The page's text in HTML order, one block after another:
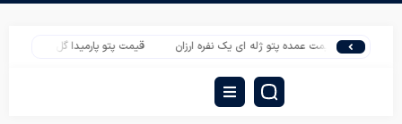
قیمت عمده پتو ژله ای یک نفره ارزان قیمت پتو پارمیدا گل برجسته شرکت